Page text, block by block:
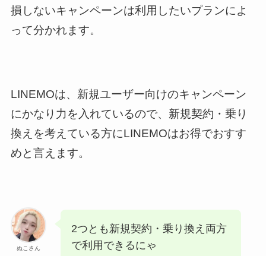
損しないキャンペーンは利用したいプランによ
って分かれます。
LINEMOは、新規ユーザー向けのキャンペーン
にかなり力を入れているので、新規契約・乗り
換えを考えている方にLINEMOはお得でおすす
めと言えます。
ぬこさん
2つとも新規契約・乗り換え両方
で利用できるにゃ